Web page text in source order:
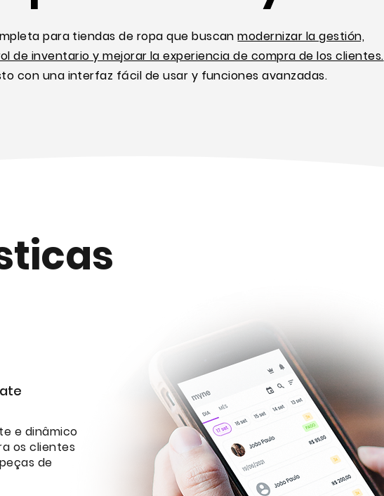
para tiendas de ropa que buscanmodernizar la gestión,
de inventario y mejorar la experiencia de compra de los clientes.
con una interfaz fácil de usar y funciones avanzadas.
e dinâmico
os clientes
de